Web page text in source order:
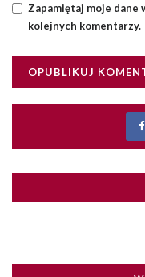
Zapamiętaj moje dane
kolejnych komentarzy.